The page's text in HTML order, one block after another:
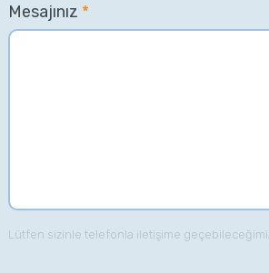
Mesajınız *
Lütfen sizinle telefonla iletişime